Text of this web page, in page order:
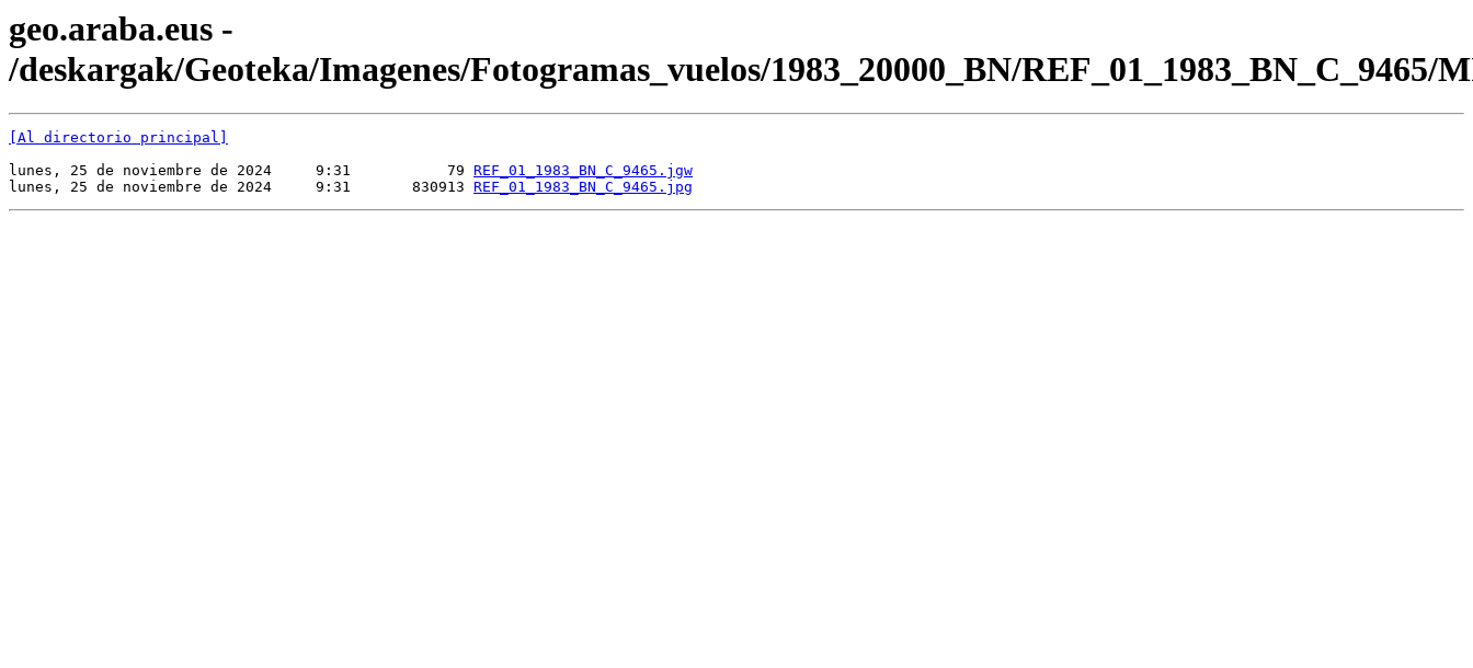
geo.araba.eus -
/deskargak/Geoteka/Imagenes/Fotogramas_vuelos/1983_20000_BN/REF_01_1983_BN_C_9465/
[Al directorio principal]
lunes, 25 de noviembre de 2024     9:31           79 REF_01_1983_BN_C_9465.jgw
lunes, 25 de noviembre de 2024     9:31       830913 REF_01_1983_BN_C_9465.jpg